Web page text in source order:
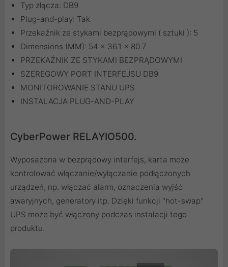
Typ złącza: DB9
Plug-and-play: Tak
Przekaźnik ze stykami bezprądowymi ( sztuki ): 5
Dimensions (MM): 54 x 36.1 x 80.7
PRZEKAŹNIK ZE STYKAMI BEZPRĄDOWYMI
SZEREGOWY PORT INTERFEJSU DB9
MONITOROWANIE STANU UPS
INSTALACJA PLUG-AND-PLAY
CyberPower RELAYIO500.
Wyposażona w bezprądowy interfejs, karta może
kontrolować włączanie/wyłączanie podłączonych
urządzeń, np. włączać alarm, oznaczenia wyjść
awaryjnych, generatory itp. Dzięki funkcji "hot-swap"
UPS może być włączony podczas instalacji tego
produktu.